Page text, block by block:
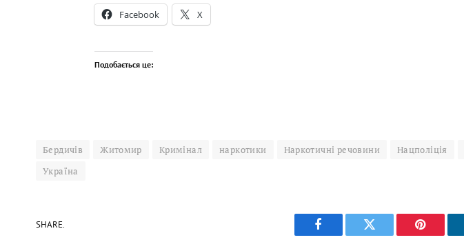
Facebook X
Подобається це:
Бердичів Житомир Кримінал наркотики Наркотичні речовини Нацполіція
Україна
SHARE.
Facebook Twitter Pinterest